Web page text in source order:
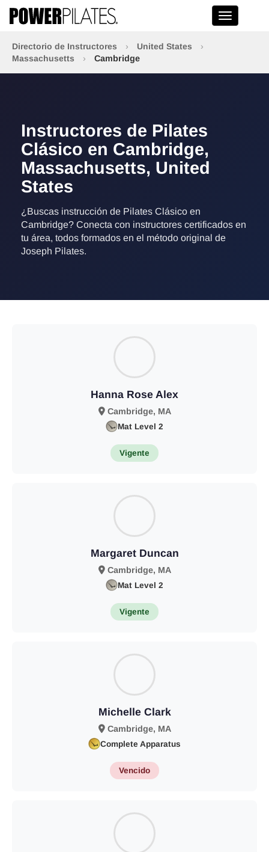
Toggle
Directorio de Instructores › United States
›
Massachusetts
› Cambridge
Instructores de Pilates
Clásico en Cambridge,
Massachusetts, United
States
¿Buscas instrucción de Pilates Clásico en
Cambridge? Conecta con instructores certificados en
tu área, todos formados en el método original de
Joseph Pilates.
Hanna Rose Alex
Cambridge, MA
Mat Level 2
Vigente
Margaret Duncan
Cambridge, MA
Mat Level 2
Vigente
Michelle Clark
Cambridge, MA
Complete Apparatus
Vencido